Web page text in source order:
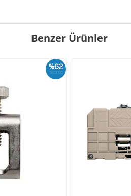
Benzer Ürünler
%62
İskonto